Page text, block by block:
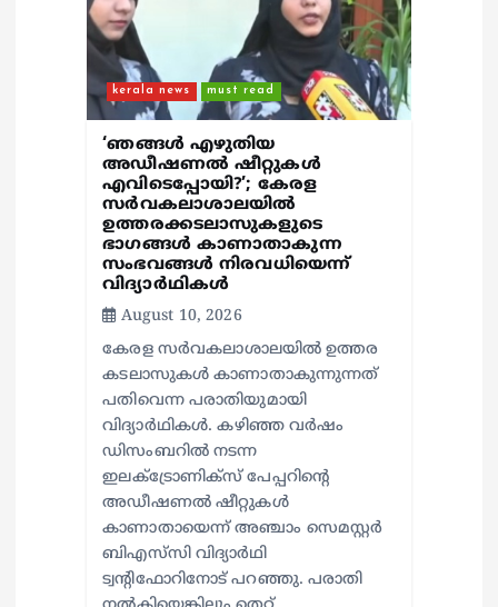
kerala news must read
‘ഞങ്ങള്‍ എഴുതിയ
അഡീഷണല്‍ ഷീറ്റുകള്‍
എവിടെപ്പോയി?’; കേരള
സര്‍വകലാശാലയില്‍
ഉത്തരക്കടലാസുകളുടെ
ഭാഗങ്ങള്‍ കാണാതാകുന്ന
സംഭവങ്ങള്‍ നിരവധിയെന്ന്
വിദ്യാര്‍ഥികള്‍
August 10, 2026
കേരള സര്‍വകലാശാലയില്‍ ഉത്തര
കടലാസുകള്‍ കാണാതാകുന്നുന്നത്
പതിവെന്ന പരാതിയുമായി
വിദ്യാര്‍ഥികള്‍. കഴിഞ്ഞ വര്‍ഷം
ഡിസംബറില്‍ നടന്ന
ഇലക്ട്രോണിക്‌സ് പേപ്പറിന്റെ
അഡീഷണല്‍ ഷീറ്റുകള്‍
കാണാതായെന്ന് അഞ്ചാം സെമസ്റ്റര്‍
ബിഎസ്‌സി വിദ്യാര്‍ഥി
ട്വന്റിഫോറിനോട് പറഞ്ഞു. പരാതി